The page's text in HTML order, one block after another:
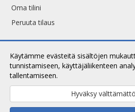
Käytämme evästeitä sisältöjen
tunnistamiseen, käyttäjäliikenteen
tallentamiseen.
Hyväksy
Oma tilini
Peruuta tilaus
Copyright © 2026 ArtShop. Kaikki